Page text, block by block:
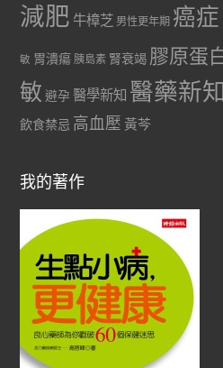
減肥 牛樟芝 男性更年期 癌症
敏 胃潰瘍 胰島素 腎衰竭 膠原蛋
敏 避孕 醫學新知 醫藥新知
飲食禁忌 高血壓 黃芩
我的著作